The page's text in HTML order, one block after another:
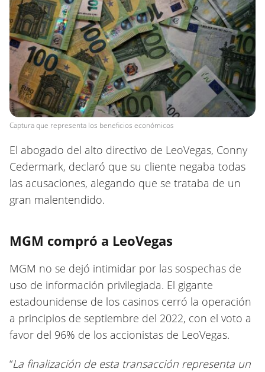
Captura que representa los beneficios económicos
El abogado del alto directivo de LeoVegas, Conny
Cedermark, declaró que su cliente negaba todas
las acusaciones, alegando que se trataba de un
gran malentendido.
MGM compró a LeoVegas
MGM no se dejó intimidar por las sospechas de
uso de información privilegiada. El gigante
estadounidense de los casinos cerró la operación
a principios de septiembre del 2022, con el voto a
favor del 96% de los accionistas de LeoVegas.
“La finalización de esta transacción representa un